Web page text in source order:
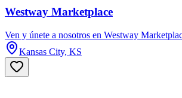
Westway Marketplace
Ven y únete a nosotros en Westway
Kansas City, KS